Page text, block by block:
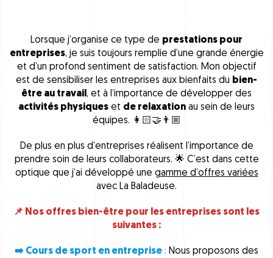
Lorsque j’organise ce type de prestations pour
entreprises, je suis toujours remplie d’une grande énergie
et d’un profond sentiment de satisfaction. Mon objectif
est de sensibiliser les entreprises aux bienfaits du bien-
être au travail , et à l’importance de développer des
activités physiques et de relaxation au sein de leurs
équipes. 👩🏻‍🤝‍👨🏼
De plus en plus d’entreprises réalisent l’importance de
prendre soin de leurs collaborateurs. 🌟 C’est dans cette
optique que j’ai développé une gamme d’offres variées
avec La Baladeuse.
📌 Nos offres bien-être pour les entreprises sont les
suivantes :
➡️ Cours de sport en entreprise : Nous proposons des